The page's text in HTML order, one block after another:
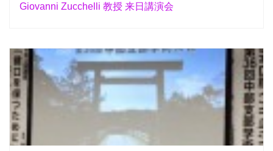
Giovanni Zucchelli 教授 来日講演会